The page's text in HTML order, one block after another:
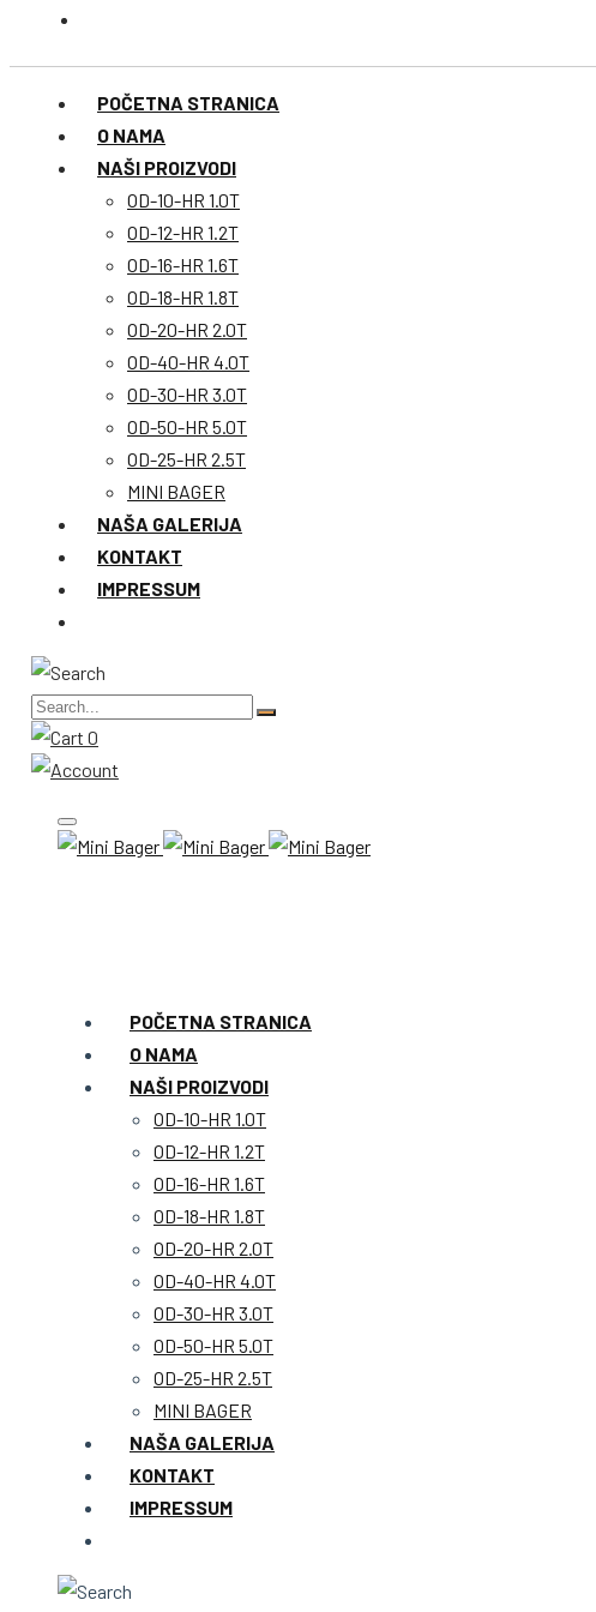
POČETNA STRANICA
O NAMA
NAŠI PROIZVODI
OD-10-HR 1.0T
OD-12-HR 1.2T
OD-16-HR 1.6T
OD-18-HR 1.8T
OD-20-HR 2.0T
OD-40-HR 4.0T
OD-30-HR 3.0T
OD-50-HR 5.0T
OD-25-HR 2.5T
MINI BAGER
NAŠA GALERIJA
KONTAKT
IMPRESSUM
0
POČETNA STRANICA
O NAMA
NAŠI PROIZVODI
OD-10-HR 1.0T
OD-12-HR 1.2T
OD-16-HR 1.6T
OD-18-HR 1.8T
OD-20-HR 2.0T
OD-40-HR 4.0T
OD-30-HR 3.0T
OD-50-HR 5.0T
OD-25-HR 2.5T
MINI BAGER
NAŠA GALERIJA
KONTAKT
IMPRESSUM